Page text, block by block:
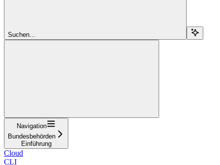
Suchen...
Navigation
Bundesbehörden
Einführung
Cloud
CLI